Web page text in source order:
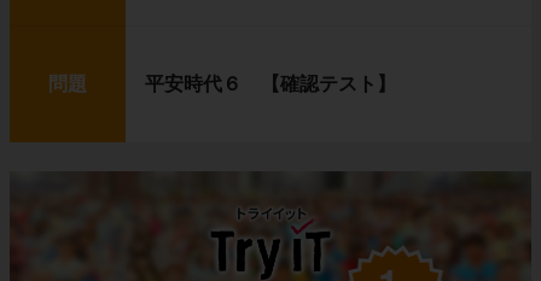
問題 平安時代６ 【確認テスト】